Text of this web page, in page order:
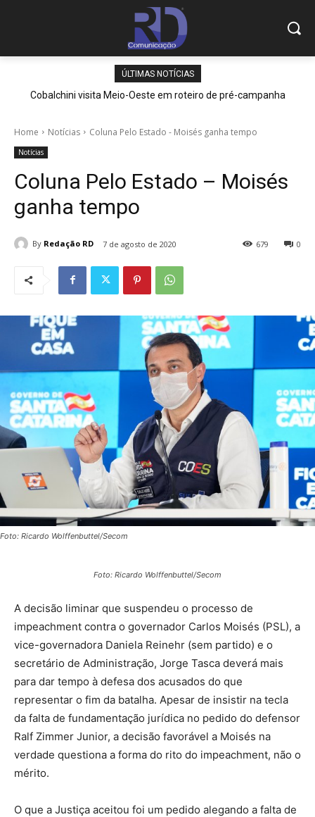
ÚLTIMAS NOTÍCIAS
Cobalchini visita Meio-Oeste em roteiro de pré-campanha
Home Notícias Coluna Pelo Estado - Moisés ganha tempo
Notícias
Coluna Pelo Estado – Moisés
ganha tempo
By Redação RD 7 de agosto de 2020 0
679
Foto: Ricardo Wolffenbuttel/Secom
Foto: Ricardo Wolffenbuttel/Secom
A decisão liminar que suspendeu o processo de
impeachment contra o governador Carlos Moisés (PSL), a
vice-governadora Daniela Reinehr (sem partido) e o
secretário de Administração, Jorge Tasca deverá mais
para dar tempo à defesa dos acusados do que
representar o fim da batalha. Apesar de insistir na tecla
da falta de fundamentação jurídica no pedido do defensor
Ralf Zimmer Junior, a decisão favorável a Moisés na
verdade questiona a forma do rito do impeachment, não o
mérito.
O que a Justiça aceitou foi um pedido alegando a falta de